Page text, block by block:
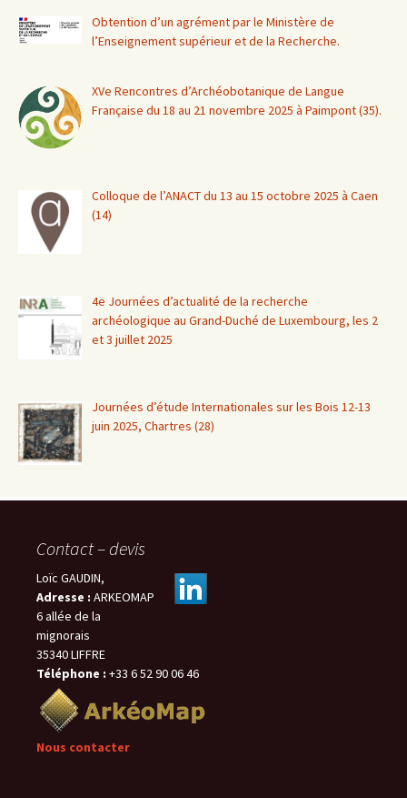
Obtention d’un agrément par le Ministère de
l’Enseignement supérieur et de la Recherche.
XVe Rencontres d’Archéobotanique de Langue
Française du 18 au 21 novembre 2025 à Paimpont (35).
Colloque de l’ANACT du 13 au 15 octobre 2025 à Caen
(14)
4e Journées d’actualité de la recherche
archéologique au Grand-Duché de Luxembourg, les 2
et 3 juillet 2025
Journées d’étude Internationales sur les Bois 12-13
juin 2025, Chartres (28)
Contact – devis
Loïc GAUDIN,
Adresse : ARKEOMAP
6 allée de la
mignorais
35340 LIFFRE
Téléphone : +33 6 52 90 06 46
Nous contacter